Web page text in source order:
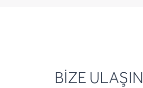
BİZE ULAŞIN